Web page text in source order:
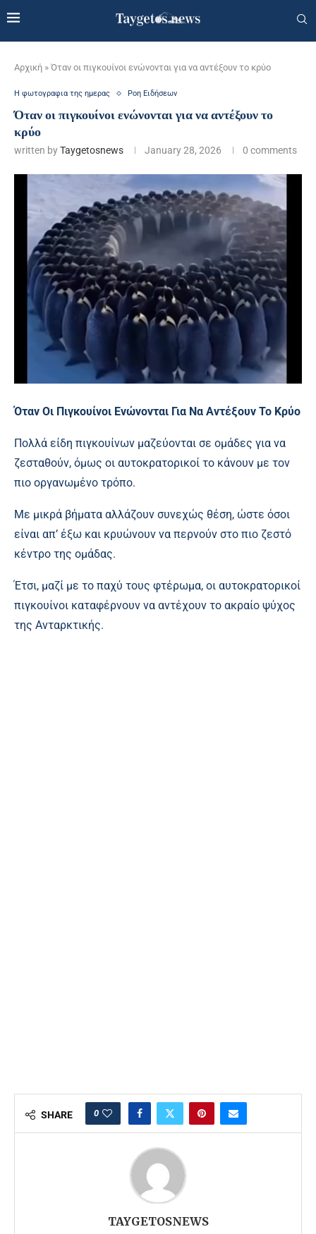
Αρχική » Όταν οι πιγκουίνοι ενώνονται για να αντέξουν το κρύο
Η φωτογραφια της ημερας Ροη Ειδήσεων
Όταν οι πιγκουίνοι ενώνονται για να αντέξουν το
κρύο
written byTaygetosnews January 28, 2026 0 comments
Όταν Οι Πιγκουίνοι Ενώνονται Για Να Αντέξουν Το Κρύο
Πολλά είδη πιγκουίνων μαζεύονται σε ομάδες για να
ζεσταθούν, όμως οι αυτοκρατορικοί το κάνουν με τον
πιο οργανωμένο τρόπο.
Με μικρά βήματα αλλάζουν συνεχώς θέση, ώστε όσοι
είναι απ’ έξω και κρυώνουν να περνούν στο πιο ζεστό
κέντρο της ομάδας.
Έτσι, μαζί με το παχύ τους φτέρωμα, οι αυτοκρατορικοί
πιγκουίνοι καταφέρνουν να αντέχουν το ακραίο ψύχος
της Ανταρκτικής.
SHARE 0
TAYGETOSNEWS